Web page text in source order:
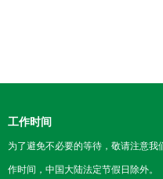
工作时间
为了避免不必要的等待，敬请注意
作时间，中国大陆法定节假日除外。